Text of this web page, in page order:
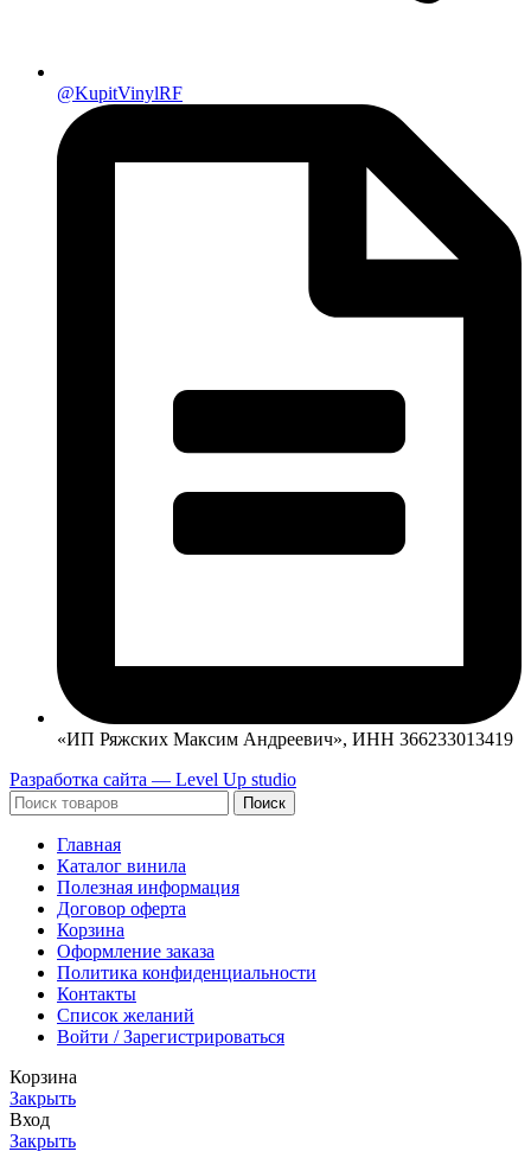
@KupitVinylRF
«ИП Ряжских Максим Андреевич», ИНН 366233013419
Разработка сайта — Level Up studio
Поиск
Главная
Каталог винила
Полезная информация
Договор оферта
Корзина
Оформление заказа
Политика конфиденциальности
Контакты
Список желаний
Войти / Зарегистрироваться
Корзина
Закрыть
Вход
Закрыть